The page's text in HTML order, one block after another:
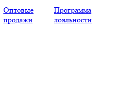
Оптовые
продажи
Программа
лояльности